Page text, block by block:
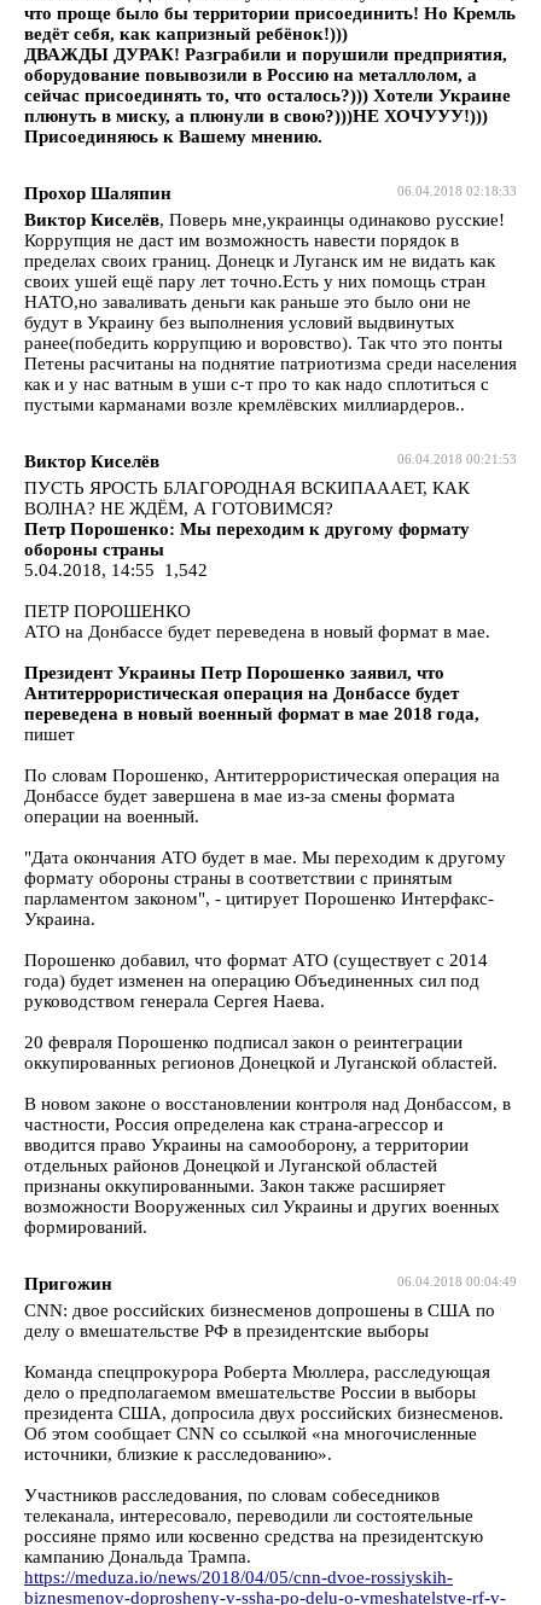
что проще было бы территории присоединить! Но Кремль
ведёт себя, как капризный ребёнок!)))
ДВАЖДЫ ДУРАК! Разграбили и порушили предприятия,
оборудование повывозили в Россию на металлолом, а
сейчас присоединять то, что осталось?))) Хотели Украине
плюнуть в миску, а плюнули в свою?)))НЕ ХОЧУУУ!)))
Присоединяюсь к Вашему мнению.
06.04.2018 02:18:33
Прохор Шаляпин
Виктор Киселёв, Поверь мне,украинцы одинаково русские!
Коррупция не даст им возможность навести порядок в
пределах своих границ. Донецк и Луганск им не видать как
своих ушей ещё пару лет точно.Есть у них помощь стран
НАТО,но заваливать деньги как раньше это было они не
будут в Украину без выполнения условий выдвинутых
ранее(победить коррупцию и воровство). Так что это понты
Петены расчитаны на поднятие патриотизма среди населения
как и у нас ватным в уши с-т про то как надо сплотиться с
пустыми карманами возле кремлёвских миллиардеров..
06.04.2018 00:21:53
Виктор Киселёв
ПУСТЬ ЯРОСТЬ БЛАГОРОДНАЯ ВСКИПАААЕТ, КАК
ВОЛНА? НЕ ЖДЁМ, А ГОТОВИМСЯ?
Петр Порошенко: Мы переходим к другому формату
обороны страны
5.04.2018, 14:55 1,542
ПЕТР ПОРОШЕНКО
АТО на Донбассе будет переведена в новый формат в мае.
Президент Украины Петр Порошенко заявил, что
Антитеррористическая операция на Донбассе будет
переведена в новый военный формат в мае 2018 года,
пишет
По словам Порошенко, Антитеррористическая операция на
Донбассе будет завершена в мае из-за смены формата
операции на военный.
"Дата окончания АТО будет в мае. Мы переходим к другому
формату обороны страны в соответствии с принятым
парламентом законом", - цитирует Порошенко Интерфакс-
Украина.
Порошенко добавил, что формат АТО (существует с 2014
года) будет изменен на операцию Объединенных сил под
руководством генерала Сергея Наева.
20 февраля Порошенко подписал закон о реинтеграции
оккупированных регионов Донецкой и Луганской областей.
В новом законе о восстановлении контроля над Донбассом, в
частности, Россия определена как страна-агрессор и
вводится право Украины на самооборону, а территории
отдельных районов Донецкой и Луганской областей
признаны оккупированными. Закон также расширяет
возможности Вооруженных сил Украины и других военных
формирований.
06.04.2018 00:04:49
Пригожин
CNN: двое российских бизнесменов допрошены в США по
делу о вмешательстве РФ в президентские выборы
Команда спецпрокурора Роберта Мюллера, расследующая
дело о предполагаемом вмешательстве России в выборы
президента США, допросила двух российских бизнесменов.
Об этом сообщает CNN со ссылкой «на многочисленные
источники, близкие к расследованию».
Участников расследования, по словам собеседников
телеканала, интересовало, переводили ли состоятельные
россияне прямо или косвенно средства на президентскую
кампанию Дональда Трампа.
https://meduza.io/news/2018/04/05/cnn-dvoe-rossiyskih-
biznesmenov-doprosheny-v-ssha-po-delu-o-vmeshatelstve-rf-v-